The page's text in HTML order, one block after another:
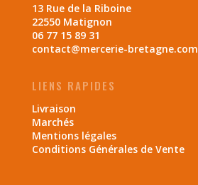
13 Rue de la Riboine
22550 Matignon
06 77 15 89 31
contact@mercerie-bretagne.com
LIENS RAPIDES
Livraison
Marchés
Mentions légales
Conditions Générales de Vente